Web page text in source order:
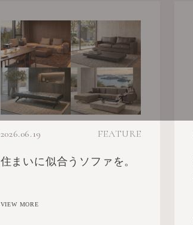
2026.06.19 FEATURE
住まいに似合うソファを。
VIEW MORE